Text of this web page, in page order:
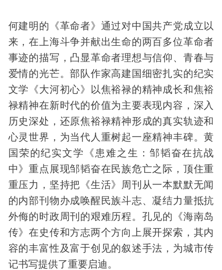
何建明的《革命者》通过对中国共产党成立以
来，在上海斗争并献出生命的两百多位革命者
事迹的描写，凸显革命者理想与信仰、青春与
爱情的光芒。部队作家高建国细密扎实的纪实
文学《大河初心》以焦裕禄的精神成长和焦裕
禄精神在新时代的价值为主要表现内容，深入
历史深处，还原焦裕禄精神形成的真实轨迹和
心灵世界，为当代人重树起一座精神丰碑。黄
国荣的纪实文学《患难之生：邹韬奋在抗战
中》重点展现邹韬奋在民族危亡之际，顶住重
重压力，坚持把《生活》周刊从一本默默无闻
的内部刊物办成唤醒民族斗志、凝结力量抵抗
外侮的时政周刊的艰难历程。孔见的《海南岛
传》在史传和方志两个方向上展开探索，其内
容的丰富性及富于创见的叙述手法，为城市传
记书写提供了重要启迪。